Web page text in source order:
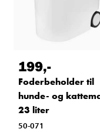
199,-
Foderbeholder til
hunde- og
23 liter
50-071